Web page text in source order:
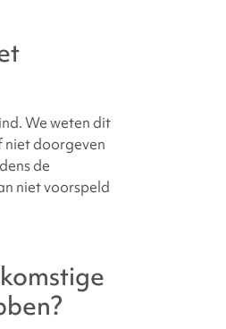
We weten dit
niet doorgeven
de
niet voorspeld